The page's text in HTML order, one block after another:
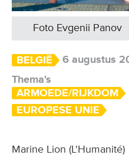
Foto Evgenii Panov
BELGIË
6 augustus
Thema's
ARMOEDE/RIJKDOM
EUROPESE UNIE
Marine Lion (L'Humanité)